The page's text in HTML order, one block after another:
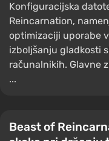
Konfiguracijska
Reincarnation,
optimizaciji uporabe
izboljšanju gladkosti
računalnikih. Glavne
...
Beast of